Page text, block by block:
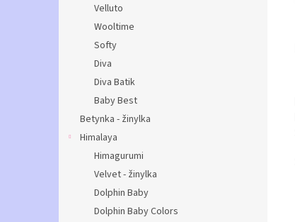
Velluto
Wooltime
Softy
Diva
Diva Batik
Baby Best
Betynka - žinylka
Himalaya
Himagurumi
Velvet - žinylka
Dolphin Baby
Dolphin Baby Colors